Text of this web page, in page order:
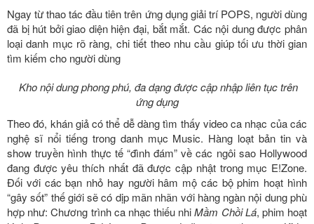
Ngay từ thao tác đầu tiên trên ứng dụng giải trí POPS, người dùng
đã bị hút bởi giao diện hiện đại, bắt mắt. Các nội dung được phân
loại danh mục rõ ràng, chi tiết theo nhu cầu giúp tối ưu thời gian
tìm kiếm cho người dùng
Kho nội dung phong phú, đa dạng được cập nhập liên tục trên
ứng dụng
Theo đó, khán giả có thể dễ dàng tìm thấy video ca nhạc của các
nghệ sĩ nổi tiếng trong danh mục Music. Hàng loạt bản tin và
show truyền hình thực tế “đình đám” về các ngôi sao Hollywood
đang được yêu thích nhất đã được cập nhật trong mục E!Zone.
Đối với các bạn nhỏ hay người hâm mộ các bộ phim hoạt hình
“gây sốt” thế giới sẽ có dịp mãn nhãn với hàng ngàn nội dung phù
hợp như: Chương trình ca nhạc thiếu nhiMầm Chồi Lá, phim hoạt